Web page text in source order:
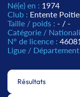
Né(e) en : 1974
Club : Entente
Taille / poids : - / -
Catégorie /
N° de licence :
Ligue /
Résultats